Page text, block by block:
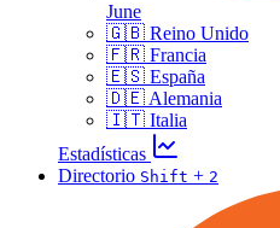
June
🇬🇧 Reino Unido
🇫🇷 Francia
🇪🇸 España
🇩🇪 Alemania
🇮🇹 Italia
Estadísticas
Directorio Shift + 2